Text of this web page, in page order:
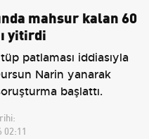
mahsur kalan 60
yitirdi
patlaması iddiasıyla
Narin yanarak
başlattı.
02:11